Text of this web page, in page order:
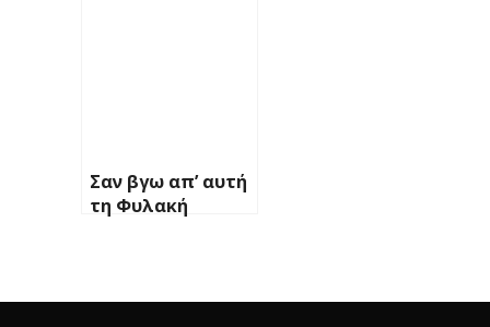
Σαν βγω απ’ αυτή
τη Φυλακή